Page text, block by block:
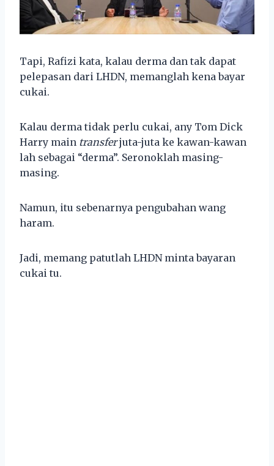
Tapi, Rafizi kata, kalau derma dan tak dapat
pelepasan dari LHDN, memanglah kena bayar
cukai.
Kalau derma tidak perlu cukai, any Tom Dick
Harry main transferjuta-juta ke kawan-kawan
lah sebagai “derma”. Seronoklah masing-
masing.
Namun, itu sebenarnya pengubahan wang
haram.
Jadi, memang patutlah LHDN minta bayaran
cukai tu.